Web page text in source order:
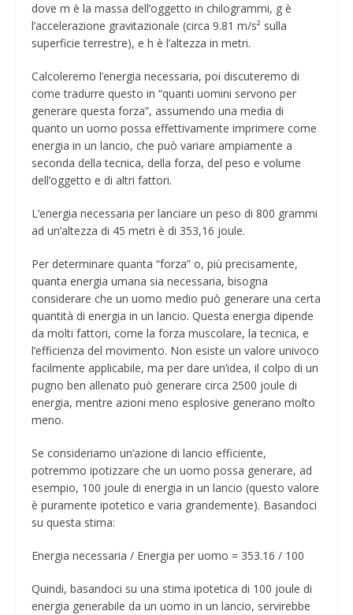
dove m è la massa dell’oggetto in chilogrammi, g è
l’accelerazione gravitazionale (circa 9.81 m/s² sulla
superficie terrestre), e h è l’altezza in metri.
Calcoleremo l’energia necessaria, poi discuteremo di
come tradurre questo in “quanti uomini servono per
generare questa forza”, assumendo una media di
quanto un uomo possa effettivamente imprimere come
energia in un lancio, che può variare ampiamente a
seconda della tecnica, della forza, del peso e volume
dell’oggetto e di altri fattori.
L’energia necessaria per lanciare un peso di 800 grammi
ad un’altezza di 45 metri è di 353,16 joule.
Per determinare quanta “forza” o, più precisamente,
quanta energia umana sia necessaria, bisogna
considerare che un uomo medio può generare una certa
quantità di energia in un lancio. Questa energia dipende
da molti fattori, come la forza muscolare, la tecnica, e
l’efficienza del movimento. Non esiste un valore univoco
facilmente applicabile, ma per dare un’idea, il colpo di un
pugno ben allenato può generare circa 2500 joule di
energia, mentre azioni meno esplosive generano molto
meno.
Se consideriamo un’azione di lancio efficiente,
potremmo ipotizzare che un uomo possa generare, ad
esempio, 100 joule di energia in un lancio (questo valore
è puramente ipotetico e varia grandemente). Basandoci
su questa stima:
Energia necessaria / Energia per uomo = 353.16 / 100
Quindi, basandoci su una stima ipotetica di 100 joule di
energia generabile da un uomo in un lancio, servirebbe